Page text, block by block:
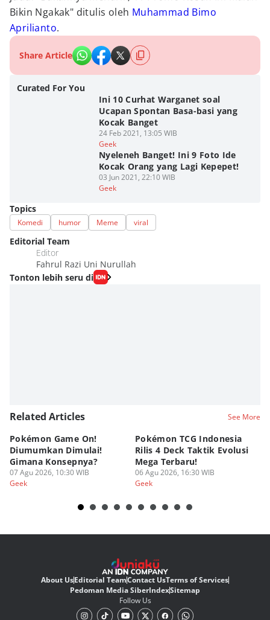
Bikin Ngakak" ditulis oleh Muhammad Bimo
Aprilianto.
Share Article
Curated For You
Ini 10 Curhat Warganet soal
Ucapan Spontan Basa-basi yang
Kocak Banget
24 Feb 2021, 13:05 WIB
Geek
Nyeleneh Banget! Ini 9 Foto Ide
Kocak Orang yang Lagi Kepepet!
03 Jun 2021, 22:10 WIB
Geek
Topics
Komedi humor Meme viral
Editorial Team
Editor
Fahrul Razi Uni Nurullah
Tonton lebih seru di
Related Articles See More
Pokémon Game On!
Diumumkan Dimulai!
Gimana Konsepnya?
07 Agu 2026, 10:30 WIB
Geek
Pokémon TCG Indonesia
Rilis 4 Deck Taktik Evolusi
Mega Terbaru!
06 Agu 2026, 16:30 WIB
Geek
About UsEditorial TeamContact UsTerms of Services
Pedoman Media SiberIndexSitemap
Follow Us